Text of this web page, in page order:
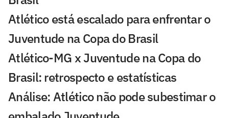
Atlético está escalado para enfrentar o
Juventude na Copa do Brasil
Atlético-MG x Juventude na Copa do
Brasil: retrospecto e estatísticas
Análise: Atlético não pode subestimar o